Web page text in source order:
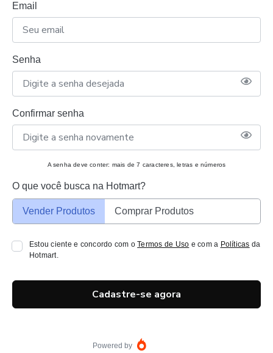
Email
Senha
Confirmar senha
A senha deve conter: mais de 7 caracteres, letras e números
O que você busca na Hotmart?
Vender Produtos Comprar Produtos
Estou ciente e concordo com oTermos de Uso e com a Políticas da
Hotmart.
Cadastre-se agora
Powered by